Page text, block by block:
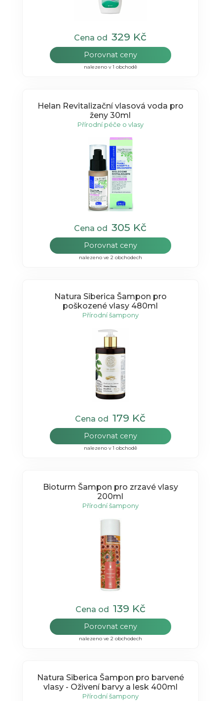
Cena od329 Kč
Porovnat ceny
nalezeno v 1 obchodě
Helan Revitalizační vlasová voda pro
ženy 30ml
Přírodní péče o vlasy
Cena od305 Kč
Porovnat ceny
nalezeno ve 2 obchodech
Natura Siberica Šampon pro
poškozené vlasy 480ml
Přírodní šampony
Cena od179 Kč
Porovnat ceny
nalezeno v 1 obchodě
Bioturm Šampon pro zrzavé vlasy
200ml
Přírodní šampony
Cena od 139 Kč
Porovnat ceny
nalezeno ve 2 obchodech
Natura Siberica Šampon pro barvené
vlasy - Oživení barvy a lesk 400ml
Přírodní šampony